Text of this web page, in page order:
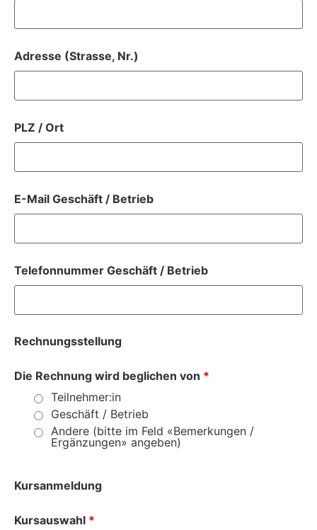
Adresse (Strasse, Nr.)
PLZ / Ort
E-Mail Geschäft / Betrieb
Telefonnummer Geschäft / Betrieb
Rechnungsstellung
Die Rechnung wird beglichen von *
Teilnehmer:in
Geschäft / Betrieb
Andere (bitte im Feld «Bemerkungen /
Ergänzungen» angeben)
Kursanmeldung
Kursauswahl *